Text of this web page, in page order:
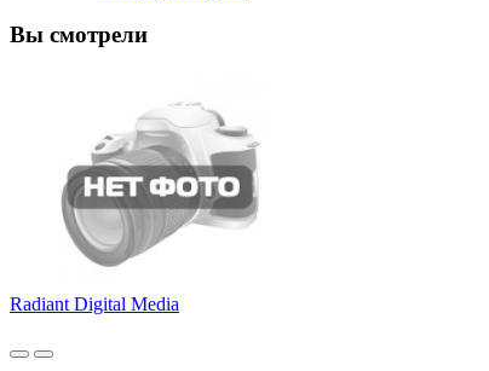
Вы смотрели
Radiant Digital Media